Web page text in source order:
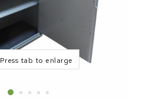
Press tab to enlarge